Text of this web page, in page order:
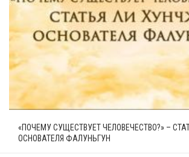
«ПОЧЕМУ СУЩЕСТВУЕТ ЧЕЛОВЕЧЕСТВО?» –
ОСНОВАТЕЛЯ ФАЛУНЬГУН